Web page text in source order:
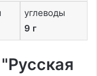
углеводы
9 г